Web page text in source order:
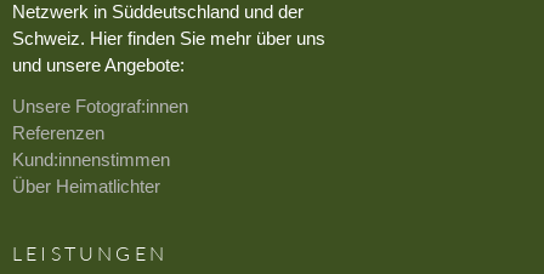
Netzwerk in Süddeutschland und der
Schweiz. Hier finden Sie mehr über uns
und unsere Angebote:
Unsere Fotograf:innen
Referenzen
Kund:innenstimmen
Über Heimatlichter
LEISTUNGEN